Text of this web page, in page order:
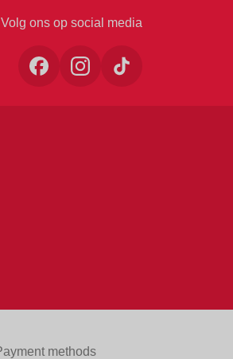
Volg ons op social media